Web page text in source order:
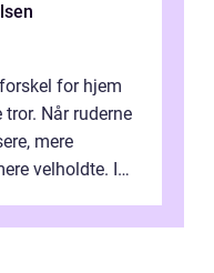
for hjem
Når ruderne
mere
velholdte. I